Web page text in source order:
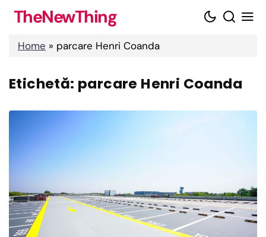
Skip
content
TheNewThing
Home » parcare Henri Coanda
Etichetă: parcare Henri Coanda